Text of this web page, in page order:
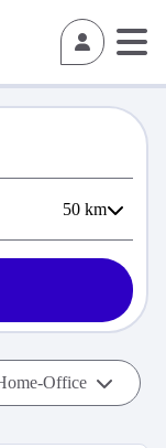
50 km
Office